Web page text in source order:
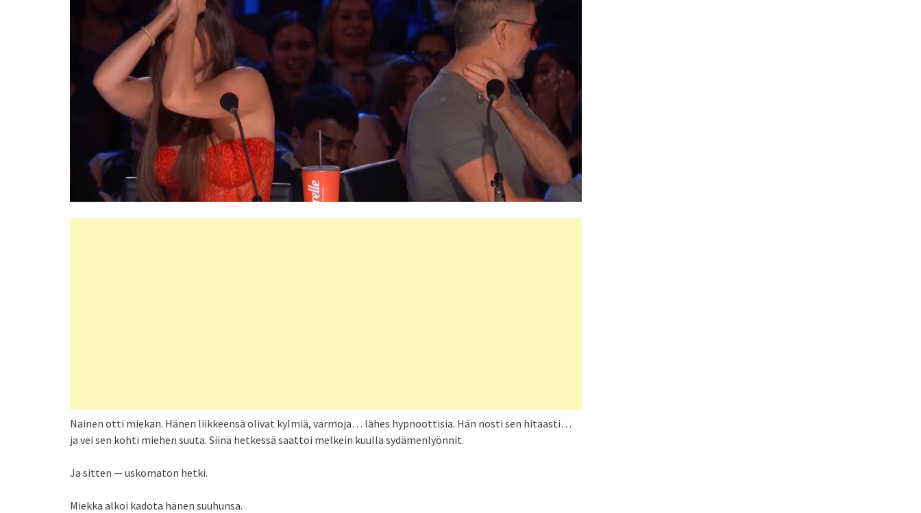
Nainen otti miekan. Hänen liikkeensä olivat kylmiä, varmoja… lähes hypnoottisia. Hän nosti sen hitaasti…
ja vei sen kohti miehen suuta. Siinä hetkessä saattoi melkein kuulla sydämenlyönnit.
Ja sitten — uskomaton hetki.
Miekka alkoi kadota hänen suuhunsa.